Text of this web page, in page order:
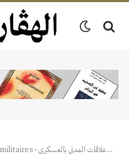
Relations civiles-militaires - علاقات المدني بالعسكري